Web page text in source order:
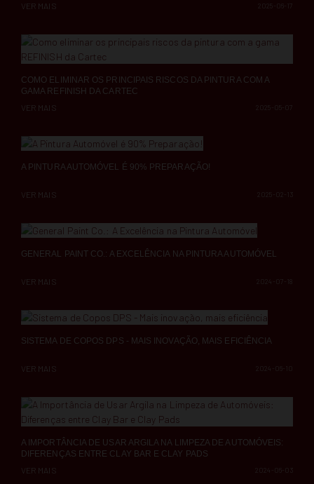
2025-06-17
VER MAIS
COMO ELIMINAR OS PRINCIPAIS RISCOS DA PINTURA COM A
GAMA REFINISH DA CARTEC
2025-05-07
VER MAIS
A PINTURA AUTOMÓVEL É 90% PREPARAÇÃO!
VER MAIS
GENERAL PAINT CO.: A EXCELÊNCIA NA PINTURA AUTOMÓVEL
2024-07-18
VER MAIS
SISTEMA DE COPOS DPS - MAIS INOVAÇÃO, MAIS EFICIÊNCIA
2024-06-10
VER MAIS
A IMPORTÂNCIA DE USAR ARGILA NA LIMPEZA DE AUTOMÓVEIS:
DIFERENÇAS ENTRE CLAY BAR E CLAY PADS
2024-06-03
VER MAIS